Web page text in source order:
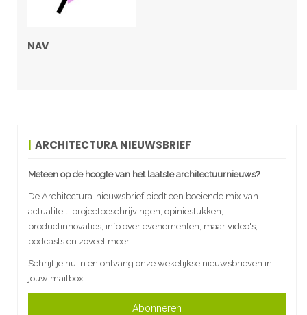
NAV
ARCHITECTURA NIEUWSBRIEF
Meteen op de hoogte van het laatste architectuurnieuws?
De Architectura-nieuwsbrief biedt een boeiende mix van
actualiteit, projectbeschrijvingen, opiniestukken,
productinnovaties, info over evenementen, maar video's,
podcasts en zoveel meer.
Schrijf je nu in en ontvang onze wekelijkse nieuwsbrieven in
jouw mailbox.
Abonneren